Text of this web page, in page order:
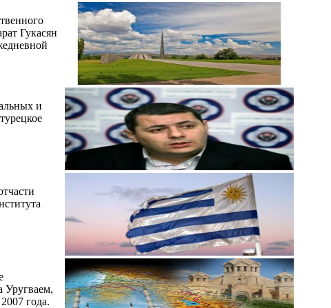
Гукасян
и
Уругваем,
года.